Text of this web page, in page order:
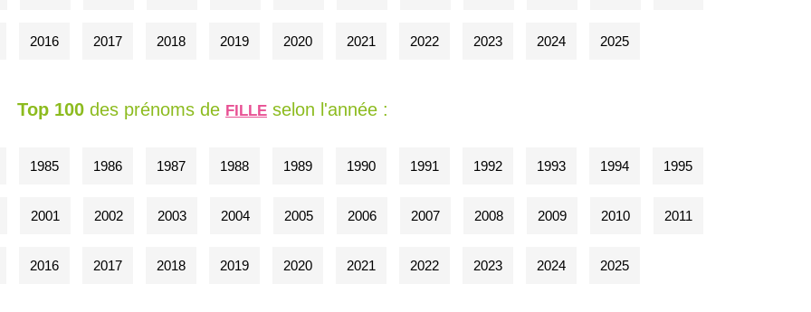
2016 2017 2018 2019 2020 2021 2022 2023 2024 2025
Top 100 des prénoms de FILLE selon l'année :
1985 1986 1987 1988 1989 1990 1991 1992 1993 1994 1995
2001 2002 2003 2004 2005 2006 2007 2008 2009 2010 2011
2016 2017 2018 2019 2020 2021 2022 2023 2024 2025